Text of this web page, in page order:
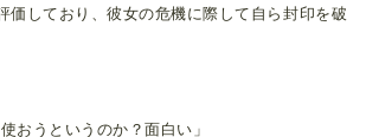
価しており、彼女の危機に際して自ら封印を破
使おうというのか？面白い」